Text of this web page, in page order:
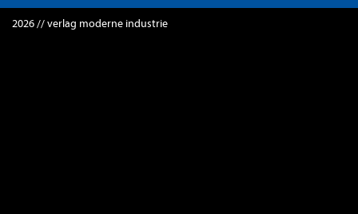
2026 // verlag moderne industrie